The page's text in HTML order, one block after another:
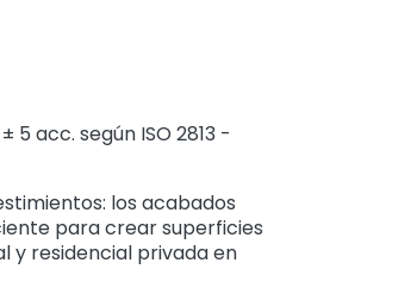
acc. según ISO 2813 -
los acabados
para crear superficies
y residencial privada en